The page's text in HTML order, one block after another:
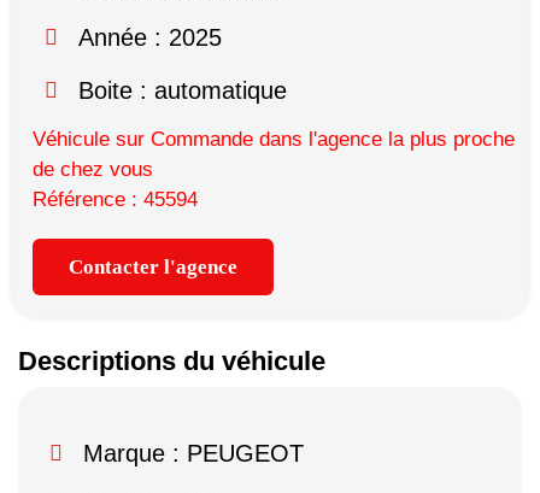
Année : 2025
Boite : automatique
Véhicule sur Commande dans l'agence la plus proche
de chez vous
Référence : 45594
Contacter l'agence
Descriptions du véhicule
Marque : PEUGEOT